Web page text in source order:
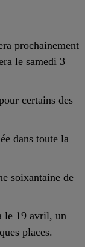
prochainement
le samedi 3
certains des
dans toute la
soixantaine de
le 19 avril, un
places.